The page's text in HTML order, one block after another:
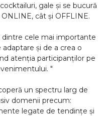
gale și se bucură
cât și OFFLINE.
dintre cele mai importante
și de a crea o
atenția participanților pe
"
un spectru larg de
domenii precum:
legate de tendințe și